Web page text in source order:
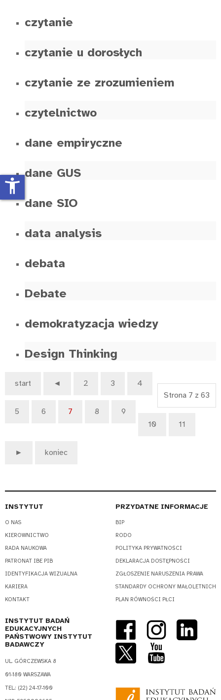
czytanie
czytanie u dorosłych
czytanie ze zrozumieniem
czytelnictwo
dane empiryczne
dane GUS
dane SIO
data analysis
debata
Debate
demokratyzacja wiedzy
Design Thinking
Strona 7 z 63
start ◄ 2 3 4
5 6 7 8
9
10
11
► koniec
INSTYTUT
O NAS
KIEROWNICTWO
RADA NAUKOWA
PATRONAT IBE PIB
IDENTYFIKACJA WIZUALNA
KARIERA
KONTAKT
PRZYDATNE INFORMACJE
BIP
RODO
POLITYKA PRYWATNOŚCI
DEKLARACJA DOSTĘPNOŚCI
ZGŁOSZENIE NARUSZENIA PRAWA
STANDARDY OCHRONY MAŁOLETNICH
PLAN RÓWNOŚCI PŁCI
INSTYTUT BADAŃ
EDUKACYJNYCH
PAŃSTWOWY INSTYTUT
BADAWCZY
UL. GÓRCZEWSKA 8
01-180 WARSZAWA
TEL.: (22) 24-17-100
accessibility_new